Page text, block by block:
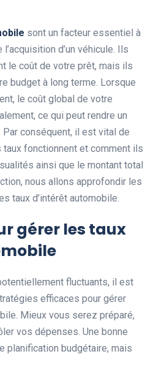
sont un facteur essentiel à
d’un véhicule. Ils
le coût de votre prêt, mais ils
budget à long terme. Lorsque
le coût global de votre
ce qui peut rendre un
conséquent, il est vital de
fonctionnent et comment ils
ainsi que le montant total
nous allons approfondir les
taux d’intérêt automobile.
gérer les taux
fluctuants, il est
efficaces pour gérer
Mieux vous serez préparé,
vos dépenses. Une bonne
planification budgétaire, mais